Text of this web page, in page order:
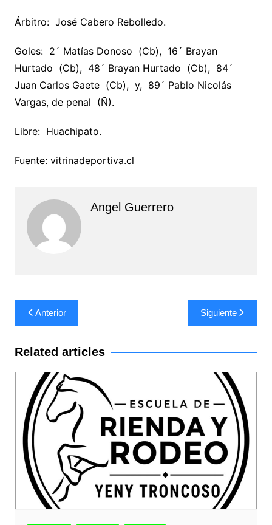
Árbitro: José Cabero Rebolledo.
Goles: 2´ Matías Donoso (Cb), 16´ Brayan
Hurtado (Cb), 48´ Brayan Hurtado (Cb), 84´
Juan Carlos Gaete (Cb), y, 89´ Pablo Nicolás
Vargas, de penal (Ñ).
Libre: Huachipato.
Fuente: vitrinadeportiva.cl
Angel Guerrero
Navegación
de
entradas
Anterior Siguiente
Related articles